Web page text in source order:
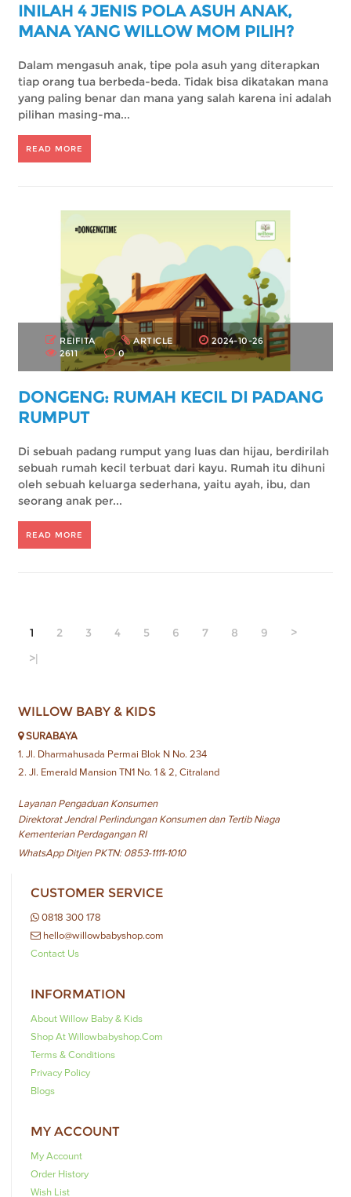
INILAH 4 JENIS POLA ASUH ANAK,
MANA YANG WILLOW MOM PILIH?
Dalam mengasuh anak, tipe pola asuh yang diterapkan
tiap orang tua berbeda-beda. Tidak bisa dikatakan mana
yang paling benar dan mana yang salah karena ini adalah
pilihan masing-ma...
READ MORE
REIFITA ARTICLE
2024-10-26
2611
0
DONGENG: RUMAH KECIL DI PADANG
RUMPUT
Di sebuah padang rumput yang luas dan hijau, berdirilah
sebuah rumah kecil terbuat dari kayu. Rumah itu dihuni
oleh sebuah keluarga sederhana, yaitu ayah, ibu, dan
seorang anak per...
READ MORE
1 2 3 4 5 6 7 8 9
>
>|
WILLOW BABY & KIDS
SURABAYA
1. Jl. Dharmahusada Permai Blok N No. 234
2. Jl. Emerald Mansion TN1 No. 1 & 2, Citraland
Layanan Pengaduan Konsumen
Direktorat Jendral Perlindungan Konsumen dan Tertib Niaga
Kementerian Perdagangan RI
WhatsApp Ditjen PKTN: 0853-1111-1010
CUSTOMER SERVICE
0818 300 178
hello@willowbabyshop.com
Contact Us
INFORMATION
About Willow Baby & Kids
Shop At Willowbabyshop.com
Terms & Conditions
Privacy Policy
Blogs
MY ACCOUNT
My Account
Order History
Wish List